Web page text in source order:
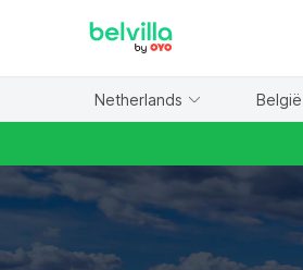
Netherlands België